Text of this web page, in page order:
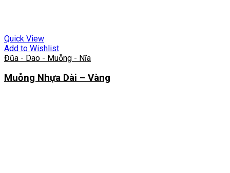
Quick View
Add to Wishlist
Đũa - Dao - Muỗng - Nĩa
Muỗng Nhựa Dài – Vàng